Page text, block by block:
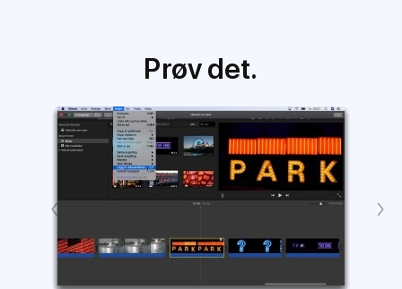
Prøv det.